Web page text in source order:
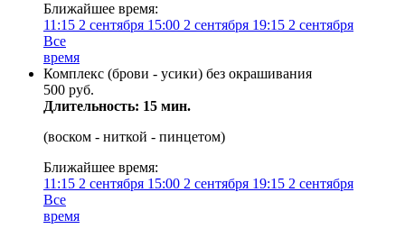
Ближайшее время:
11:15 2 сентября 15:00 2 сентября 19:15 2 сентября
Все
время
Комплекс (брови - усики) без окрашивания
500 руб.
Длительность: 15 мин.
(воском - ниткой - пинцетом)
Ближайшее время:
11:15 2 сентября 15:00 2 сентября 19:15 2 сентября
Все
время